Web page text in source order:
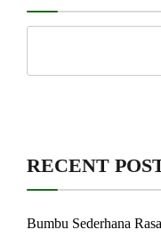
RECENT
Bumbu Sederhana